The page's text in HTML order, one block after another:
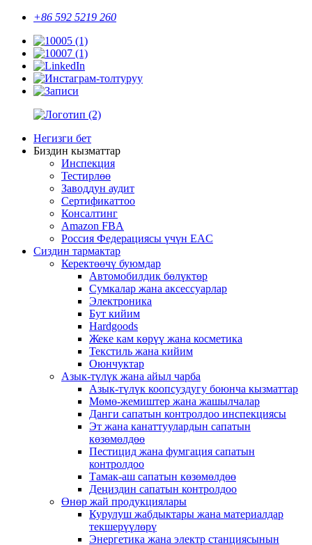
+86 592 5219 260
Негизги бет
Биздин кызматтар
Инспекция
Тестирлөө
Заводдун аудит
Сертификаттоо
Консалтинг
Amazon FBA
Россия Федерациясы үчүн EAC
Сиздин тармактар
Керектөөчү буюмдар
Автомобилдик бөлүктөр
Сумкалар жана аксессуарлар
Электроника
Бут кийим
Hardgoods
Жеке кам көрүү жана косметика
Текстиль жана кийим
Оюнчуктар
Азык-түлүк жана айыл чарба
Азык-түлүк коопсуздугу боюнча кызматтар
Мөмө-жемиштер жана жашылчалар
Данги сапатын контролдоо инспекциясы
Эт жана канаттуулардын сапатын
көзөмөлдөө
Пестицид жана фумгация сапатын
контролдоо
Тамак-аш сапатын көзөмөлдөө
Деңиздин сапатын контролдоо
Өнөр жай продукциялары
Курулуш жабдыктары жана материалдар
текшерүүлөрү
Энергетика жана электр станциясынын